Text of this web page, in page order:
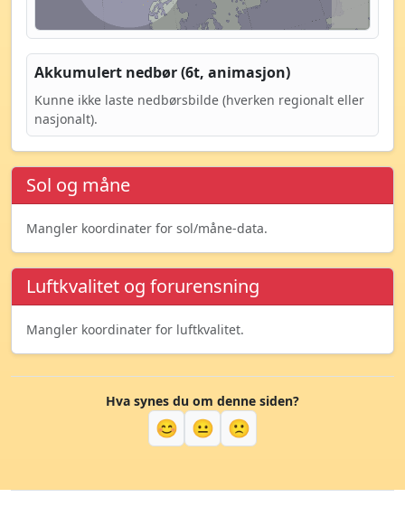
Akkumulert nedbør (6t, animasjon)
Kunne ikke laste nedbørsbilde (hverken regionalt eller
nasjonalt).
Sol og måne
Mangler koordinater for sol/måne-data.
Luftkvalitet og forurensning
Mangler koordinater for luftkvalitet.
Hva synes du om denne siden?
😊 😐 🙁